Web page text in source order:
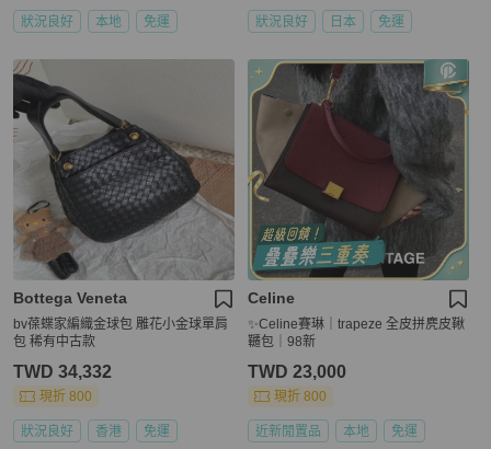
狀況良好 本地 免運 狀況良好 日本 免運
Bottega Veneta
bv葆蝶家編織金球包 雕花小金球單肩
包 稀有中古款
TWD 34,332
現折 800
狀況良好 香港 免運
Celine
✨Celine賽琳｜trapeze 全皮拼麂皮鞦
韆包｜98新
TWD 23,000
現折 800
近新閒置品 本地 免運